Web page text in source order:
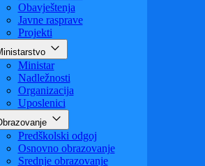
Sve vijesti
Konkursi i oglasi
Javne nabavke
Obavještenja
Javne rasprave
Projekti
Ministarstvo
Ministar
Nadležnosti
Organizacija
Uposlenici
Obrazovanje